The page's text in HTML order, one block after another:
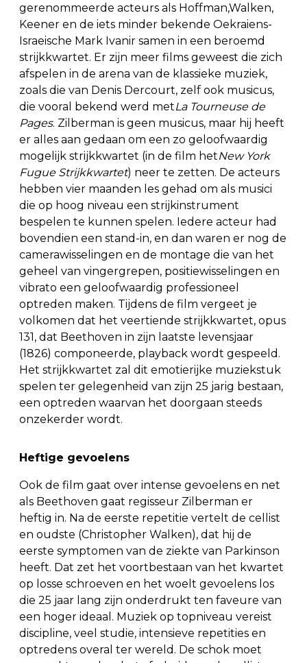
gerenommeerde acteurs als Hoffman,Walken,
Keener en de iets minder bekende Oekraiens-
Israeische Mark Ivanir samen in een beroemd
strijkkwartet. Er zijn meer films geweest die zich
afspelen in de arena van de klassieke muziek,
zoals die van Denis Dercourt, zelf ook musicus,
die vooral bekend werd metLa Tourneuse de
Pages. Zilberman is geen musicus, maar hij heeft
er alles aan gedaan om een zo geloofwaardig
mogelijk strijkkwartet (in de film hetNew York
Fugue Strijkkwartet) neer te zetten. De acteurs
hebben vier maanden les gehad om als musici
die op hoog niveau een strijkinstrument
bespelen te kunnen spelen. Iedere acteur had
bovendien een stand-in, en dan waren er nog de
camerawisselingen en de montage die van het
geheel van vingergrepen, positiewisselingen en
vibrato een geloofwaardig professioneel
optreden maken. Tijdens de film vergeet je
volkomen dat het veertiende strijkkwartet, opus
131, dat Beethoven in zijn laatste levensjaar
(1826) componeerde, playback wordt gespeeld.
Het strijkkwartet zal dit emotierijke muziekstuk
spelen ter gelegenheid van zijn 25 jarig bestaan,
een optreden waarvan het doorgaan steeds
onzekerder wordt.
Heftige gevoelens
Ook de film gaat over intense gevoelens en net
als Beethoven gaat regisseur Zilberman er
heftig in. Na de eerste repetitie vertelt de cellist
en oudste (Christopher Walken), dat hij de
eerste symptomen van de ziekte van Parkinson
heeft. Dat zet het voortbestaan van het kwartet
op losse schroeven en het woelt gevoelens los
die 25 jaar lang zijn onderdrukt ten faveure van
een hoger ideaal. Muziek op topniveau vereist
discipline, veel studie, intensieve repetities en
optredens overal ter wereld. De schok moet